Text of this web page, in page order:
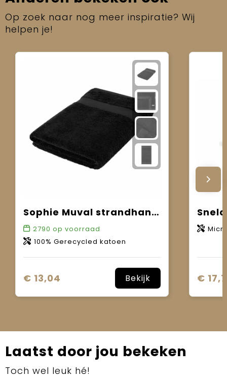
Op zoek naar nog meer inspiratie? Wij
helpen je!
Sophie Muval strandhanddoek gerecycled 180x100 cm, 450 gr/m²
2790 op voorraad
100% Gerecycled katoen
€ 13,04 Bekijk €
Laatst door jou bekeken
Toch wel leuk hé!